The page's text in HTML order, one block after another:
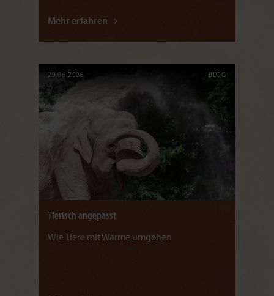
Mehr erfahren
29.06.2026 BLOG
Tierisch angepasst
Wie Tiere mit Wärme umgehen